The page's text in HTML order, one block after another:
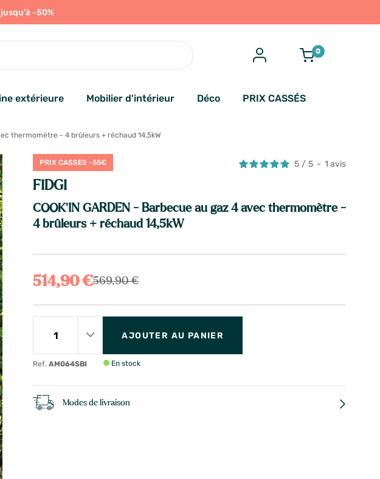
-50%
0
extérieure Mobilier d'intérieur Déco PRIX CASSÉS
thermomètre - 4 brûleurs + réchaud 14,5kW
PRIX CASSES -55€
FIDGI
COOK'IN GARDEN - Barbecue au gaz 4 avec thermomètre -
4 brûleurs + réchaud 14,5kW
5 / 5 - 1avis
514,90 €569,90 €
Ref.AM064SBI
AJOUTER AU PANIER
En stock
Modes de livraison